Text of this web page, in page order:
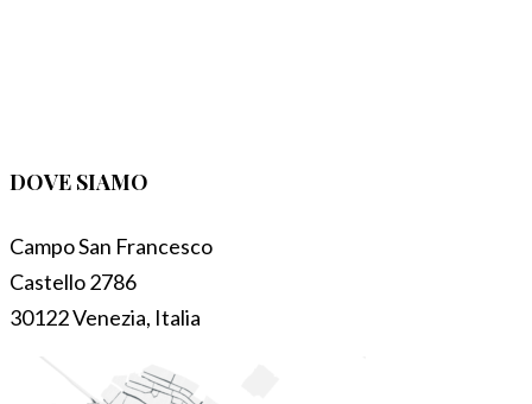
DOVE SIAMO
Campo San Francesco
Castello 2786
30122 Venezia, Italia